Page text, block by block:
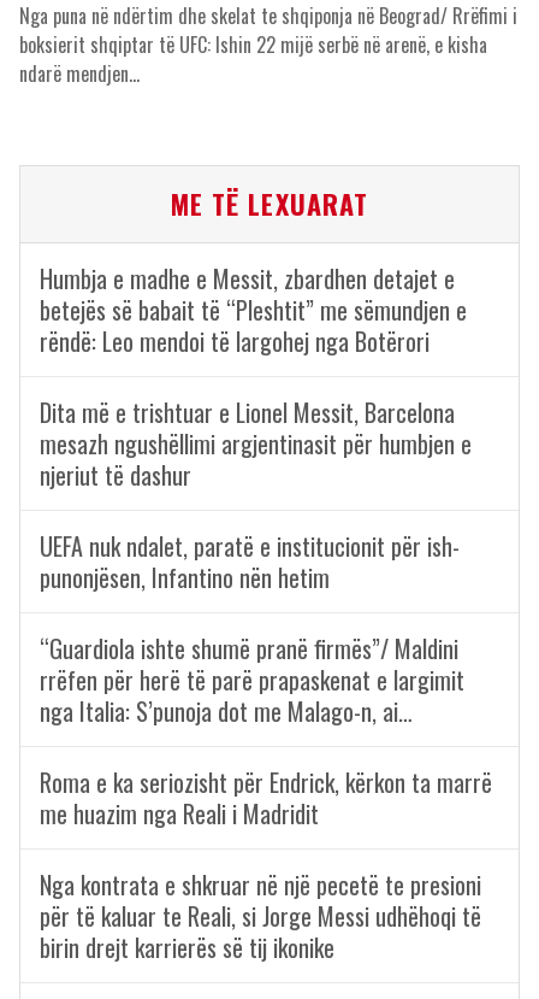
Nga puna në ndërtim dhe skelat te shqiponja në Beograd/ Rrëfimi i
boksierit shqiptar të UFC: Ishin 22 mijë serbë në arenë, e kisha
ndarë mendjen…
ME TË LEXUARAT
Humbja e madhe e Messit, zbardhen detajet e
betejës së babait të “Pleshtit” me sëmundjen e
rëndë: Leo mendoi të largohej nga Botërori
Dita më e trishtuar e Lionel Messit, Barcelona
mesazh ngushëllimi argjentinasit për humbjen e
njeriut të dashur
UEFA nuk ndalet, paratë e institucionit për ish-
punonjësen, Infantino nën hetim
“Guardiola ishte shumë pranë firmës”/ Maldini
rrëfen për herë të parë prapaskenat e largimit
nga Italia: S’punoja dot me Malago-n, ai…
Roma e ka seriozisht për Endrick, kërkon ta marrë
me huazim nga Reali i Madridit
Nga kontrata e shkruar në një pecetë te presioni
për të kaluar te Reali, si Jorge Messi udhëhoqi të
birin drejt karrierës së tij ikonike